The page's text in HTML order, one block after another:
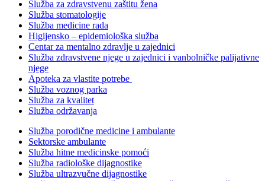
Služba za zdravstvenu zaštitu žena
Služba stomatologije
Služba medicine rada
Higijensko – epidemiološka služba
Centar za mentalno zdravlje u zajednici
Služba zdravstvene njege u zajednici i vanbolničke palijativne
njege
Apoteka za vlastite potrebe
Služba voznog parka
Služba za kvalitet
Služba održavanja
Služba porodične medicine i ambulante
Sektorske ambulante
Služba hitne medicinske pomoći
Služba radiološke dijagnostike
Služba ultrazvučne dijagnostike